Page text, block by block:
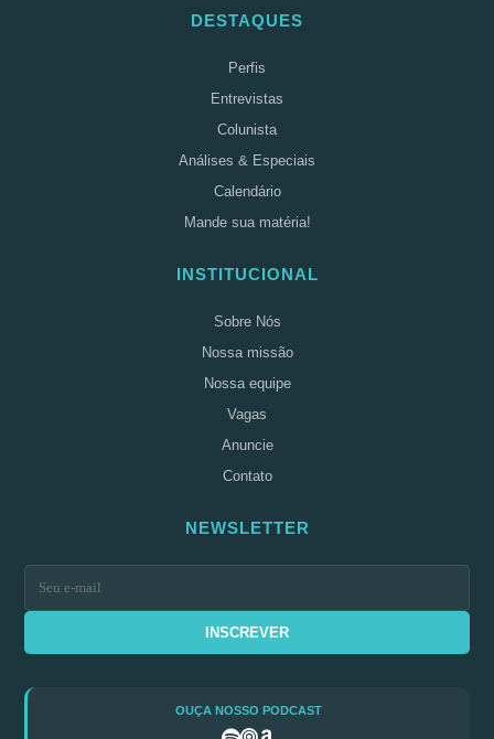
DESTAQUES
Perfis
Entrevistas
Colunista
Análises & Especiais
Calendário
Mande sua matéria!
INSTITUCIONAL
Sobre Nós
Nossa missão
Nossa equipe
Vagas
Anuncie
Contato
NEWSLETTER
INSCREVER
OUÇA NOSSO PODCAST